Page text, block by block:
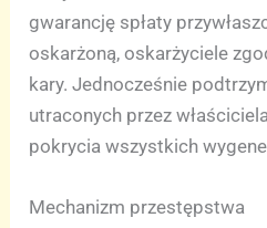
gwarancję spłaty
oskarżoną, oskarżyciele
kary. Jednocześnie
utraconych przez
pokrycia wszystkich
Mechanizm przestępstwa